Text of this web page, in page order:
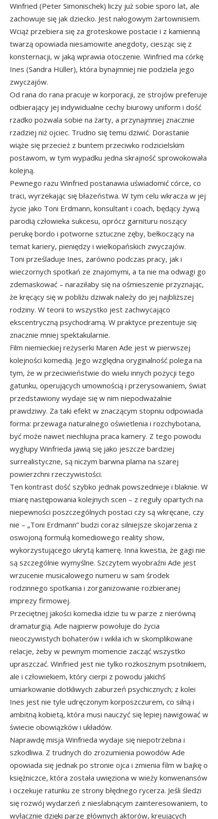
Winfried (Peter Simonischek) liczy już sobie sporo lat, ale
zachowuje się jak dziecko. Jest nałogowym żartownisiem.
Wciąż przebiera się za groteskowe postacie i z kamienną
twarzą opowiada niesamowite anegdoty, ciesząc się z
konsternacji, w jaką wprawia otoczenie. Winfried ma córkę
Ines (Sandra Hüller), która bynajmniej nie podziela jego
zwyczajów.
Od rana do rana pracuje w korporacji, ze strojów preferuje
odbierający jej indywidualne cechy biurowy uniform i dość
rzadko pozwala sobie na żarty, a przynajmniej znacznie
rzadziej niż ojciec. Trudno się temu dziwić. Dorastanie
wiąże się przecież z buntem przeciwko rodzicielskim
postawom, w tym wypadku jedna skrajność sprowokowała
kolejną.
Pewnego razu Winfried postanawia uświadomić córce, co
traci, wyrzekając się błazeństwa. W tym celu wkracza w jej
życie jako Toni Erdmann, konsultant i coach, będący żywą
parodią człowieka sukcesu, oprócz garnituru noszący
perukę bordo i potworne sztuczne zęby, bełkoczący na
temat kariery, pieniędzy i wielkopańskich zwyczajów.
Toni prześladuje Ines, zarówno podczas pracy, jak i
wieczornych spotkań ze znajomymi, a ta nie ma odwagi go
zdemaskować – naraziłaby się na ośmieszenie przyznając,
że kręcący się w pobliżu dziwak należy do jej najbliższej
rodziny. W teorii to wszystko jest zachwycająco
ekscentryczną psychodramą. W praktyce prezentuje się
znacznie mniej spektakularnie.
Film niemieckiej reżyserki Maren Ade jest w pierwszej
kolejności komedią. Jego względna oryginalność polega na
tym, że w przeciwieństwie do wielu innych pozycji tego
gatunku, operujących umownością i przerysowaniem, świat
przedstawiony wydaje się w nim niepodważalnie
prawdziwy. Za taki efekt w znaczącym stopniu odpowiada
forma: przewaga naturalnego oświetlenia i rozchybotana,
być może nawet niechlujna praca kamery. Z tego powodu
wygłupy Winfrieda jawią się jako jeszcze bardziej
surrealistyczne, są niczym barwna plama na szarej
powierzchni rzeczywistości.
Ten kontrast dość szybko jednak powszednieje i blaknie. W
miarę następowania kolejnych scen – z reguły opartych na
niepewności poszczególnych postaci czy są wkręcane, czy
nie – „Toni Erdmann” budzi coraz silniejsze skojarzenia z
oswojoną formułą komediowego reality show,
wykorzystującego ukrytą kamerę. Inna kwestia, że gagi nie
są szczególnie wymyślne. Szczytem wyobraźni Ade jest
wrzucenie musicalowego numeru w sam środek
rodzinnego spotkania i zorganizowanie rozbieranej
imprezy firmowej.
Przeciętnej jakości komedia idzie tu w parze z nierówną
dramaturgią. Ade najpierw powołuje do życia
nieoczywistych bohaterów i wikła ich w skomplikowane
relacje, żeby w pewnym momencie zacząć wszystko
upraszczać. Winfried jest nie tylko rozkosznym psotnikiem,
ale i człowiekiem, który cierpi z powodu jakichś
umiarkowanie dotkliwych zaburzeń psychicznych; z kolei
Ines jest nie tyle udręczonym korposzczurem, co silną i
ambitną kobietą, która musi nauczyć się lepiej nawigować w
świecie obowiązków i układów.
Naprawdę misja Winfrieda wydaje się niepotrzebna i
szkodliwa. Z trudnych do zrozumienia powodów Ade
opowiada się jednak po stronie ojca i zmienia film w bajkę o
księżniczce, która została uwięziona w wieży konwenansów
i oczekuje ratunku ze strony błędnego rycerza. Jeśli śledzi
się rozwój wydarzeń z niesłabnącym zainteresowaniem, to
wyłącznie dzięki parze głównych aktorów, kreujących